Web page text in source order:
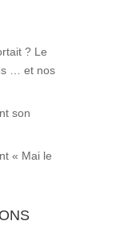
? Le
… et nos
son
« Mai le